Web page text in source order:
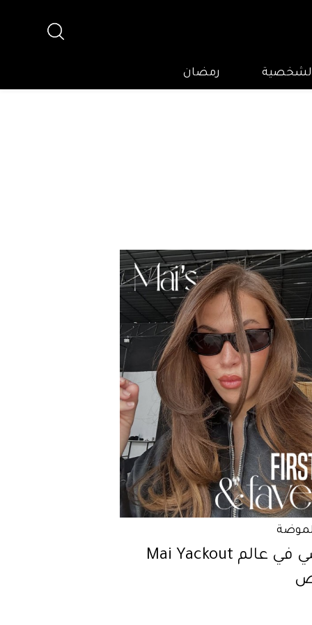
الشخصية رمضان
غوصي في عالم Mai Yackout